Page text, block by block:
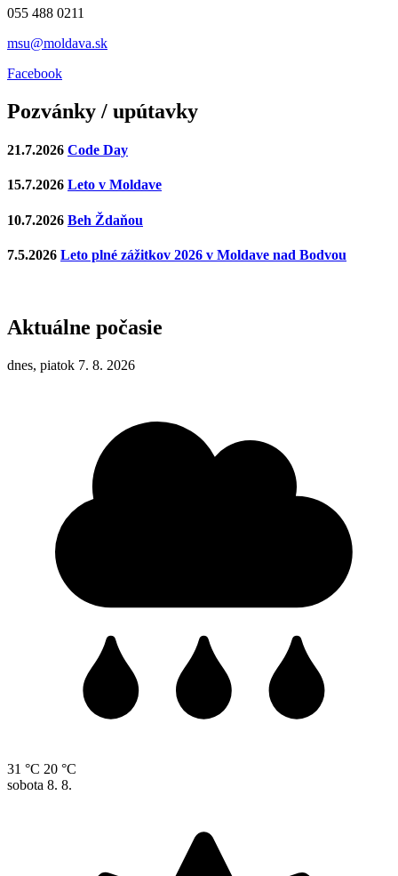
055 488 0211
msu@moldava.sk
Facebook
Pozvánky / upútavky
21.7.2026 Code Day
15.7.2026 Leto v Moldave
10.7.2026 Beh Ždaňou
7.5.2026 Leto plné zážitkov 2026 v Moldave nad Bodvou
Aktuálne počasie
dnes, piatok 7. 8. 2026
31 °C 20 °C
sobota 8. 8.